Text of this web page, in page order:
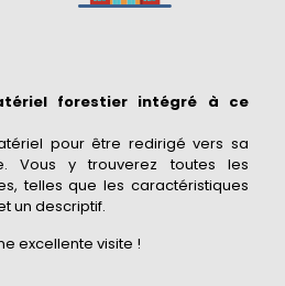
forestier intégré à ce
pour être redirigé vers sa
Vous y trouverez toutes les
telles que les caractéristiques
un descriptif.
excellente visite !